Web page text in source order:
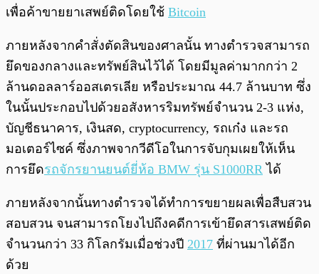
เพื่อค้าขายยาเสพย์ติดโดยใช้ Bitcoin
ภายหลังจากคำสั่งตัดสินของศาลนั้น ทางตำรวจสามารถ
ยึดของกลางและทรัพย์สินไว้ได้ โดยมีมูลค่ามากกว่า 2
ล้านดอลลาร์ออสเตรเลีย หรือประมาณ 44.7 ล้านบาท ซึ่ง
ในนั้นประกอบไปด้วยอสังหารริมทรัพย์จำนวน 2-3 แห่ง,
บัญชีธนาคาร, เงินสด, cryptocurrency, รถเก๋ง และรถ
มอเตอร์ไซค์ ซึ่งภาพจากวีดีโอในการจับกุมเผยให้เห็น
การยึดรถจักรยานยนต์ยี่ห้อ BMW รุ่น S1000RR ได้
ภายหลังจากนั้นทางตำรวจได้ทำการขยายผลเพื่อสืบสวน
สอบสวน จนสามารถโยงไปถึงคดีการเข้ายึดสารเสพย์ติด
จำนวนกว่า 33 กิโลกรัมเมื่อช่วงปี 2017 ที่ผ่านมาได้อีก
ด้วย